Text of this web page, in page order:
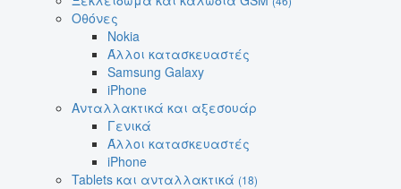
Οθόνες
Nokia
Άλλοι κατασκευαστές
Samsung Galaxy
iPhone
Ανταλλακτικά και αξεσουάρ
Γενικά
Άλλοι κατασκευαστές
iPhone
Tablets και ανταλλακτικά (18)